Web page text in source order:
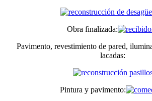
Obra finalizada:
Pavimento, revestimiento de pared,
lacadas:
Pintura y pavimento: